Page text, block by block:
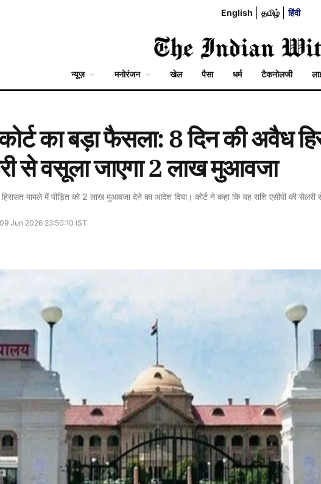
English தமிழ் हिंदी
न्यूज़ मनोरंजन खेल पैसा धर्म टैकनोलजी
का बड़ा फैसला: 8 दिन की अवैध
से वसूला जाएगा 2 लाख मुआवजा
हिरासत मामले में पीड़ित को 2 लाख मुआवजा देने का आदेश दिया। कोर्ट ने कहा कि यह राशि एसीपी की सैलरी
Jun 2026 23:50:10 IST